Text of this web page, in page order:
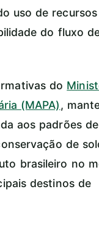
uso de
do fluxo
do
(MAPA),
aos padrões de
de
brasileiro no
destinos de